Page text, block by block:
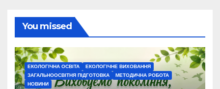
You missed
ЕКОЛОГІЧНА ОСВІТА
ЕКОЛОГІЧНЕ ВИХОВАННЯ
ЗАГАЛЬНООСВІТНЯ ПІДГОТОВКА
МЕТОДИЧНА РОБОТА
НОВИНИ